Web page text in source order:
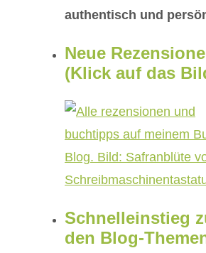
authentisch und
Neue
(Klick auf das
Schnelleinstieg
den Blog-